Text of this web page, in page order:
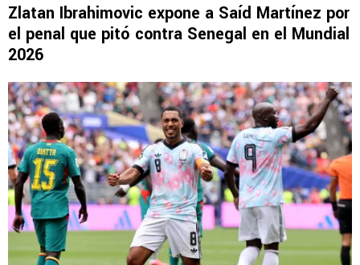
Zlatan Ibrahimovic expone a Saíd Martínez por
el penal que pitó contra Senegal en el Mundial
2026